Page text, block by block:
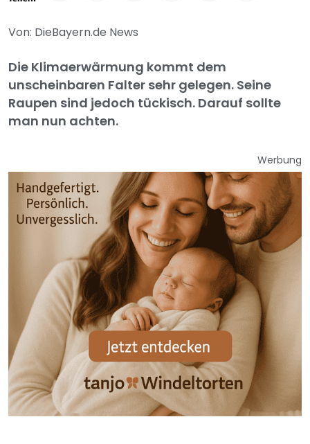
Von: DieBayern.de News
Die Klimaerwärmung kommt dem
unscheinbaren Falter sehr gelegen. Seine
Raupen sind jedoch tückisch. Darauf sollte
man nun achten.
Werbung